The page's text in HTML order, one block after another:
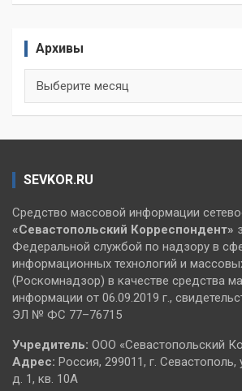
Архивы
SEVKOR.RU
Средство массовой информации
«Севастопольский Корреспондент»
Федеральной службой по надзору в
информационных технологий и
(Роскомнадзор) в качестве средства
информации от 06.09.2019 г.,
ЭЛ № ФС 77–76715
Учредитель: ООО «Севастопольский
Адрес: Россия, 299011, г. Севастополь,
д. 1, кв. 10А